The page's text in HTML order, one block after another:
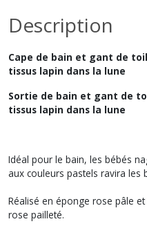
Description
Cape de bain et gant de
tissus lapin dans la lune
Sortie de bain et gant de
tissus lapin dans la lune
Idéal pour le bain, les bébés
aux couleurs pastels ravira les
Réalisé en éponge rose pâle
rose pailleté.